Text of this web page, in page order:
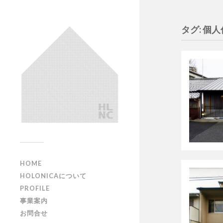
HOME
HOLONICAについて
PROFILE
事業案内
お問合せ
タグ: 個